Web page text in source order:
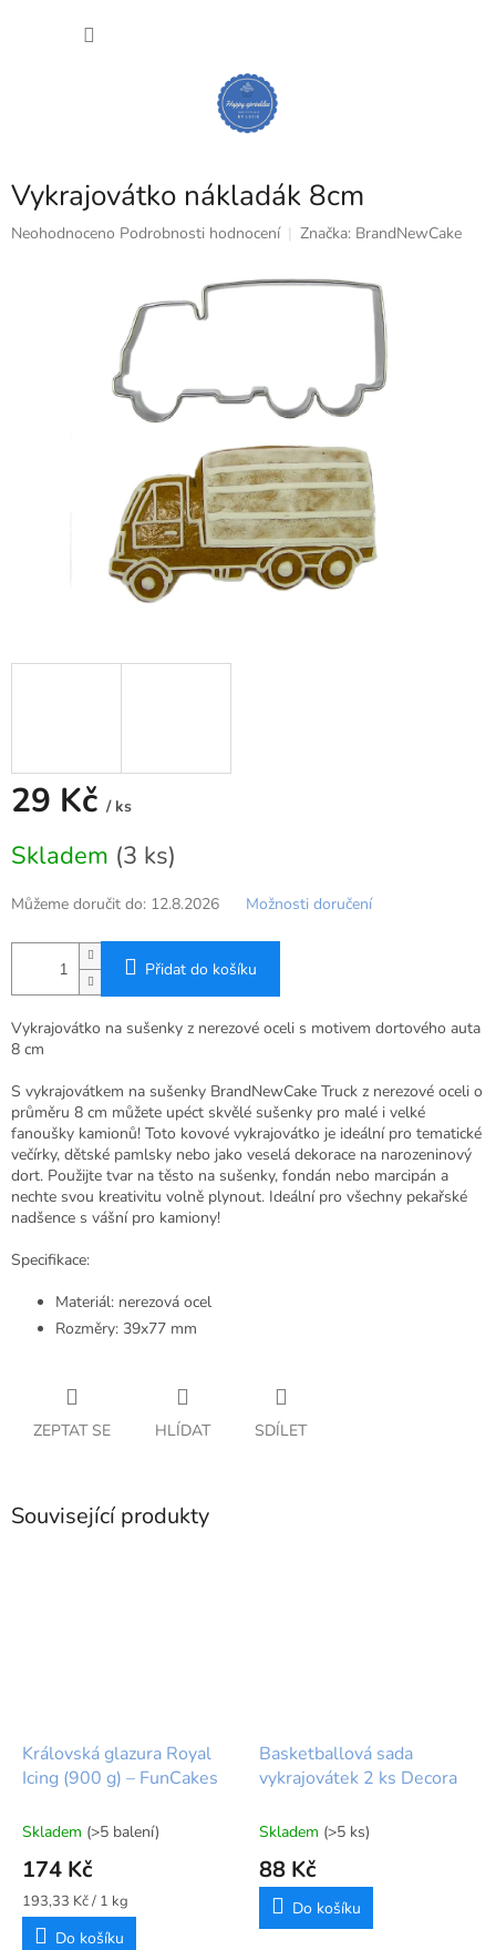
Vykrajovátko nákladák 8cm
Průměrné
Neohodnoceno Podrobnosti hodnocení Značka: BrandNewCake
29 Kč / ks
cena:
Skladem (3 ks)
Můžeme doručit do: 12.8.2026 Možnosti doručení
Přidat do košíku
Vykrajovátko na sušenky z nerezové oceli s motivem dortového auta
8 cm
S vykrajovátkem na sušenky BrandNewCake Truck z nerezové oceli o
průměru 8 cm můžete upéct skvělé sušenky pro malé i velké
fanoušky kamionů! Toto kovové vykrajovátko je ideální pro tematické
večírky, dětské pamlsky nebo jako veselá dekorace na narozeninový
dort. Použijte tvar na těsto na sušenky, fondán nebo marcipán a
nechte svou kreativitu volně plynout. Ideální pro všechny pekařské
nadšence s vášní pro kamiony!
Specifikace:
Materiál: nerezová ocel
Rozměry: 39x77 mm
ZEPTAT SE HLÍDAT SDÍLET
Související produkty
Královská glazura Royal
Icing (900 g) – FunCakes
Skladem (>5 balení)
174 Kč
Měrná
cena:
193,33 Kč / 1 kg
Do košíku
Basketballová sada
vykrajovátek 2 ks Decora
Skladem (>5 ks)
88 Kč
Do košíku